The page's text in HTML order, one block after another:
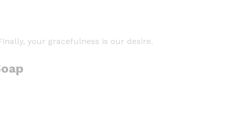
your gracefulness is our desire.